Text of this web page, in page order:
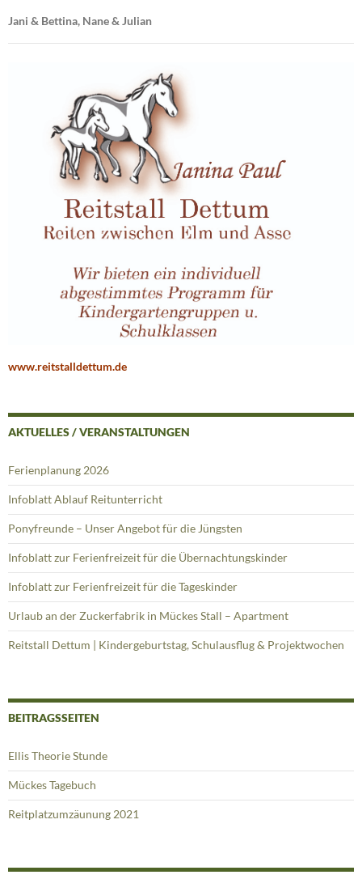
Jani & Bettina, Nane & Julian
www.reitstalldettum.de
AKTUELLES / VERANSTALTUNGEN
Ferienplanung 2026
Infoblatt Ablauf Reitunterricht
Ponyfreunde – Unser Angebot für die Jüngsten
Infoblatt zur Ferienfreizeit für die Übernachtungskinder
Infoblatt zur Ferienfreizeit für die Tageskinder
Urlaub an der Zuckerfabrik in Mückes Stall – Apartment
Reitstall Dettum | Kindergeburtstag, Schulausflug & Projektwochen
BEITRAGSSEITEN
Ellis Theorie Stunde
Mückes Tagebuch
Reitplatzumzäunung 2021